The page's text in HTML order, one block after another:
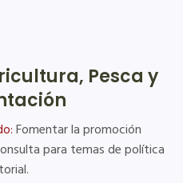
Pesca y
Fomentar la promoción
para temas de política